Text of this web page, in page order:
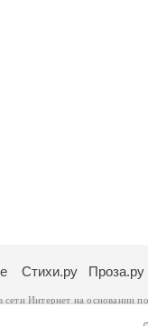
Стихи.ру Проза.ру
сети Интернет на основании
согласия его автора, к
законодательства